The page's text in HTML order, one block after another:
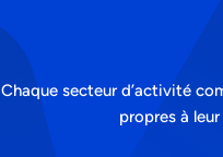
Chaque secteur d’activité
propres à